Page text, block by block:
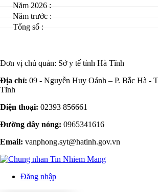
Năm 2026 :
Năm trước :
Tổng số :
Đơn vị chủ quản: Sở y tế tỉnh Hà Tĩnh
Địa chỉ: 09 - Nguyễn Huy Oánh – P. Bắc Hà -
Tĩnh
Điện thoại: 02393 856661
Đường dây nóng: 0965341616
Email: vanphong.syt@hatinh.gov.vn
Đăng nhập